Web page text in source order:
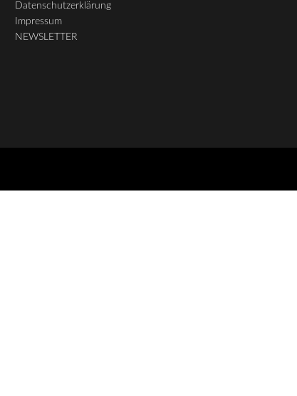
Datenschutzerklärung
Impressum
NEWSLETTER